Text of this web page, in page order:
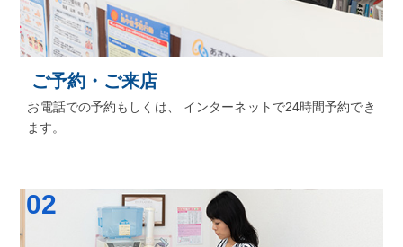
ご予約・ご来店
お電話での予約もしくは、 インターネットで24時間予約でき
ます。
02